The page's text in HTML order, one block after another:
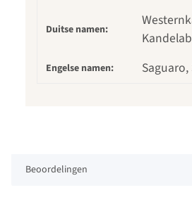
Duitse namen:
Engelse namen:
Beoordelingen